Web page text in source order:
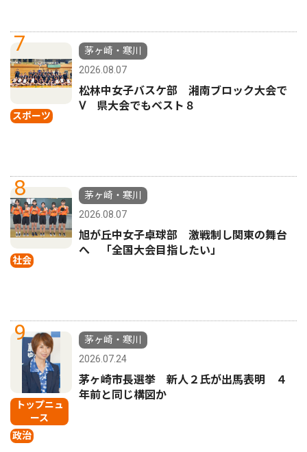
7
スポーツ
茅ヶ崎・寒川
2026.08.07
松林中女子バスケ部 湘南ブロック大会で
Ⅴ 県大会でもベスト８
8
社会
茅ヶ崎・寒川
2026.08.07
旭が丘中女子卓球部 激戦制し関東の舞台
へ 「全国大会目指したい」
9
トップニュ
ース
政治
茅ヶ崎・寒川
2026.07.24
茅ヶ崎市長選挙 新人２氏が出馬表明 ４
年前と同じ構図か